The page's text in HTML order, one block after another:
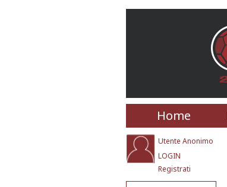
Home
Utente Anonimo
LOGIN
Registrati